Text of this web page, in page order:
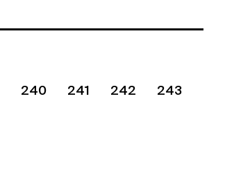
240 241 242 243